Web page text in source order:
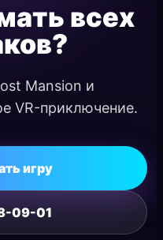
всех
Mansion и
VR-приключение.
игру
09-01